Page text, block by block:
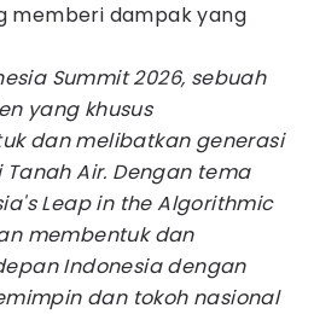
memberi dampak yang
Summit 2026, sebuah
yang khusus
dan melibatkan generasi
Air. Dengan tema
Leap in the Algorithmic
membentuk dan
Indonesia dengan
dan tokoh nasional